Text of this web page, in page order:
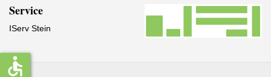
Service
IServ Stein
accessible